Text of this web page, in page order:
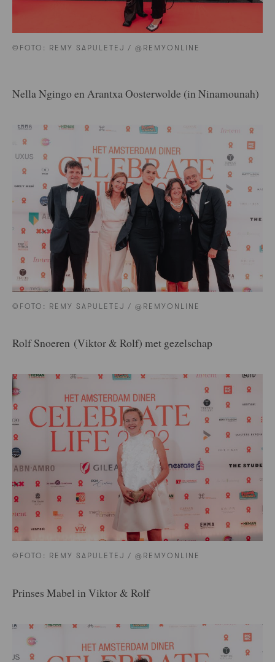
©FOTO: REMY SAPULETEJ / @REMYONLINE
Nella Ngingo en Arantxa Oosterwolde (in Ninamounah)
©FOTO: REMY SAPULETEJ / @REMYONLINE
Rolf Snoeren (Viktor & Rolf) met gezelschap
©FOTO: REMY SAPULETEJ / @REMYONLINE
Prinses Mabel in Viktor & Rolf